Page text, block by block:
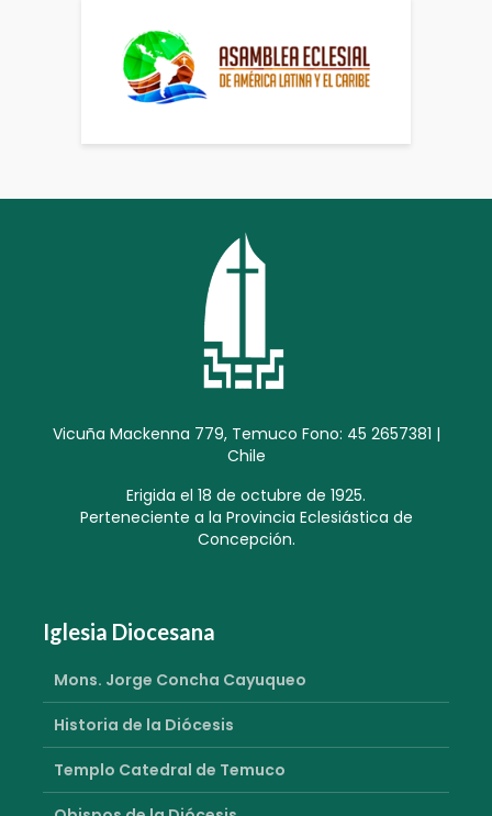
Vicuña Mackenna 779, Temuco Fono: 45 2657381 |
Chile
Erigida el 18 de octubre de 1925.
Perteneciente a la Provincia Eclesiástica de
Concepción.
Iglesia Diocesana
Mons. Jorge Concha Cayuqueo
Historia de la Diócesis
Templo Catedral de Temuco